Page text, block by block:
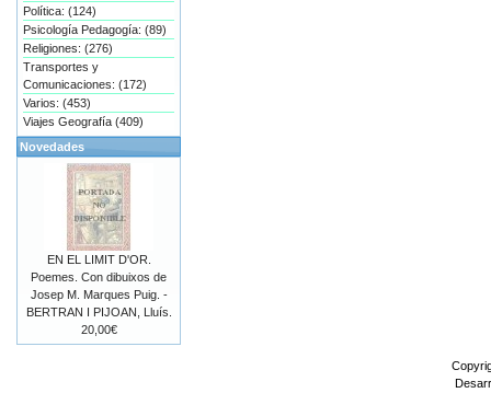
Política: (124)
Psicología Pedagogía: (89)
Religiones: (276)
Transportes y
Comunicaciones: (172)
Varios: (453)
Viajes Geografía (409)
Novedades
EN EL LIMIT D'OR.
Poemes. Con dibuixos de
Josep M. Marques Puig. -
BERTRAN I PIJOAN, Lluís.
20,00€